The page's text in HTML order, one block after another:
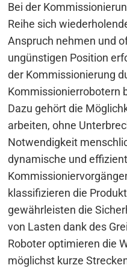
Bei der
Reihe sich
Anspruch nehmen und
ungünstigen Position
der Kommissionierung
Kommissionierrobotern
Dazu gehört die
arbeiten, ohne
Notwendigkeit
dynamische und
klassifizieren die
gewährleisten die
von Lasten dank des
Roboter optimieren die
möglichst kurze